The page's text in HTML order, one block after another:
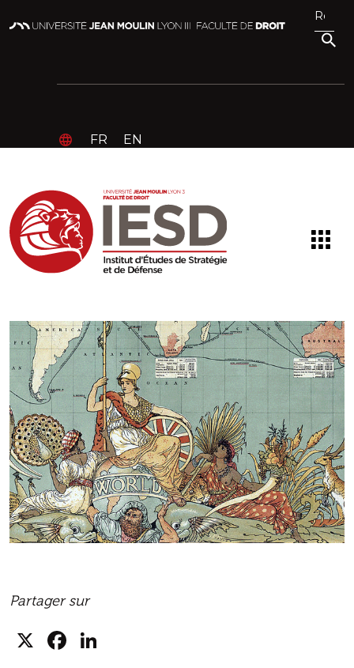
FR EN
Partager sur
X Facebook